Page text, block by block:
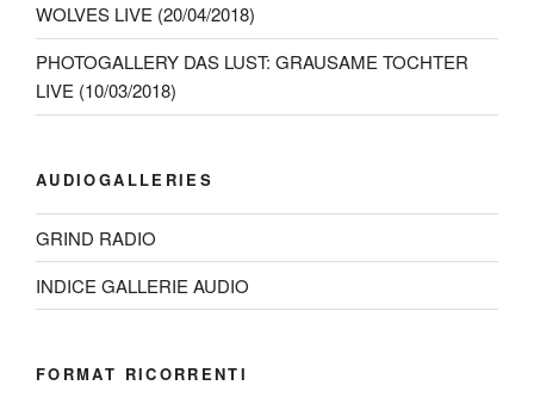
WOLVES LIVE (20/04/2018)
PHOTOGALLERY DAS LUST: GRAUSAME TOCHTER
LIVE (10/03/2018)
AUDIOGALLERIES
GRIND RADIO
INDICE GALLERIE AUDIO
FORMAT RICORRENTI